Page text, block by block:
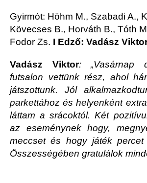
Gyirmót: Höhm M., Szabadi A.,
Kövecses B., Horváth B., Tóth
Fodor Zs. I Edző: Vadász
Vadász Viktor:„Vasárnap
futsalon vettünk rész, ahol
játszottunk. Jól
parkettához és helyenként
láttam a srácoktól. Két
az eseménynek hogy,
meccset és hogy játék
Összességében gratulálok